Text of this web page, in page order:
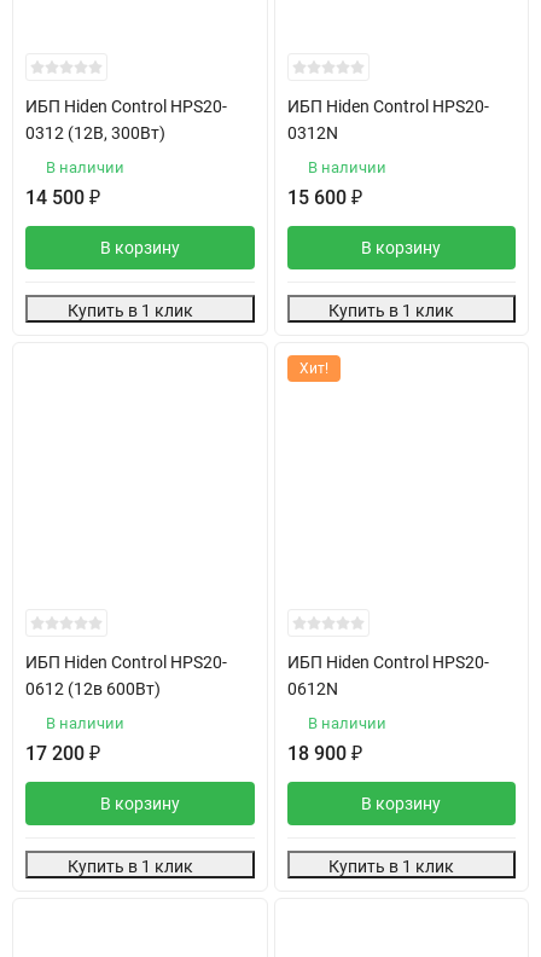
ИБП Hiden Control HPS20-
0312 (12В, 300Вт)
В наличии
14 500 ₽
В корзину
Купить в 1 клик
ИБП Hiden Control HPS20-
0312N
В наличии
15 600 ₽
В корзину
Купить в 1 клик
ИБП Hiden Control HPS20-
0612 (12в 600Вт)
В наличии
17 200 ₽
В корзину
Купить в 1 клик
Хит!
ИБП Hiden Control HPS20-
0612N
В наличии
18 900 ₽
В корзину
Купить в 1 клик